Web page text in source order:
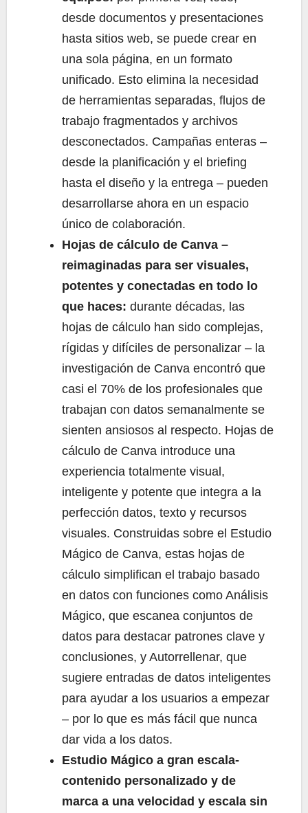
desde documentos y presentaciones
hasta sitios web, se puede crear en
una sola página, en un formato
unificado. Esto elimina la necesidad
de herramientas separadas, flujos de
trabajo fragmentados y archivos
desconectados. Campañas enteras –
desde la planificación y el briefing
hasta el diseño y la entrega – pueden
desarrollarse ahora en un espacio
único de colaboración.
Hojas de cálculo de Canva –
reimaginadas para ser visuales,
potentes y conectadas en todo lo
que haces: durante décadas, las
hojas de cálculo han sido complejas,
rígidas y difíciles de personalizar – la
investigación de Canva encontró que
casi el 70% de los profesionales que
trabajan con datos semanalmente se
sienten ansiosos al respecto. Hojas de
cálculo de Canva introduce una
experiencia totalmente visual,
inteligente y potente que integra a la
perfección datos, texto y recursos
visuales. Construidas sobre el Estudio
Mágico de Canva, estas hojas de
cálculo simplifican el trabajo basado
en datos con funciones como Análisis
Mágico, que escanea conjuntos de
datos para destacar patrones clave y
conclusiones, y Autorrellenar, que
sugiere entradas de datos inteligentes
para ayudar a los usuarios a empezar
– por lo que es más fácil que nunca
dar vida a los datos.
Estudio Mágico a gran escala-
contenido personalizado y de
marca a una velocidad y escala sin